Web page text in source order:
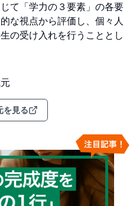
て「学力の３要素」の各要
な視点から評価し、個々人
の受け入れを行うこととし
を見る